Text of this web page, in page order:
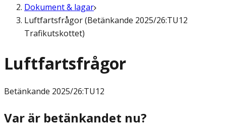
Dokument & lagar
Luftfartsfrågor (Betänkande 2025/26:TU12
Trafikutskottet)
Luftfartsfrågor
Betänkande 2025/26:TU12
Var är betänkandet nu?